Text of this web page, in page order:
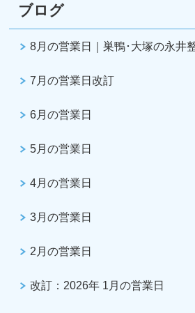
ブログ
8月の営業日｜巣鴨･大塚の永井
7月の営業日改訂
6月の営業日
5月の営業日
4月の営業日
3月の営業日
2月の営業日
改訂：2026年 1月の営業日